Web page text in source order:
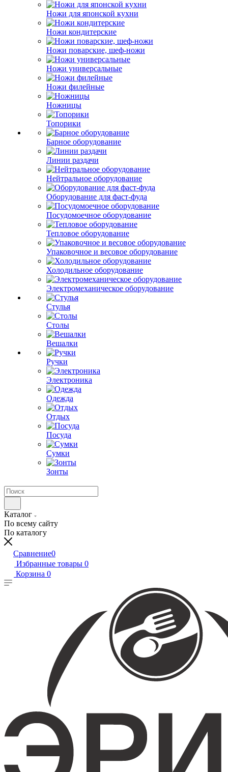
Ножи для японской кухни
Ножи кондитерские
Ножи поварские, шеф-ножи
Ножи универсальные
Ножи филейные
Ножницы
Топорики
Барное оборудование
Линии раздачи
Нейтральное оборудование
Оборудование для фаст-фуда
Посудомоечное оборудование
Тепловое оборудование
Упаковочное и весовое оборудование
Холодильное оборудование
Электромеханическое оборудование
Стулья
Столы
Вешалки
Ручки
Электроника
Одежда
Отдых
Посуда
Сумки
Зонты
Каталог
По всему сайту
По каталогу
Сравнение0
Избранные товары 0
Корзина 0